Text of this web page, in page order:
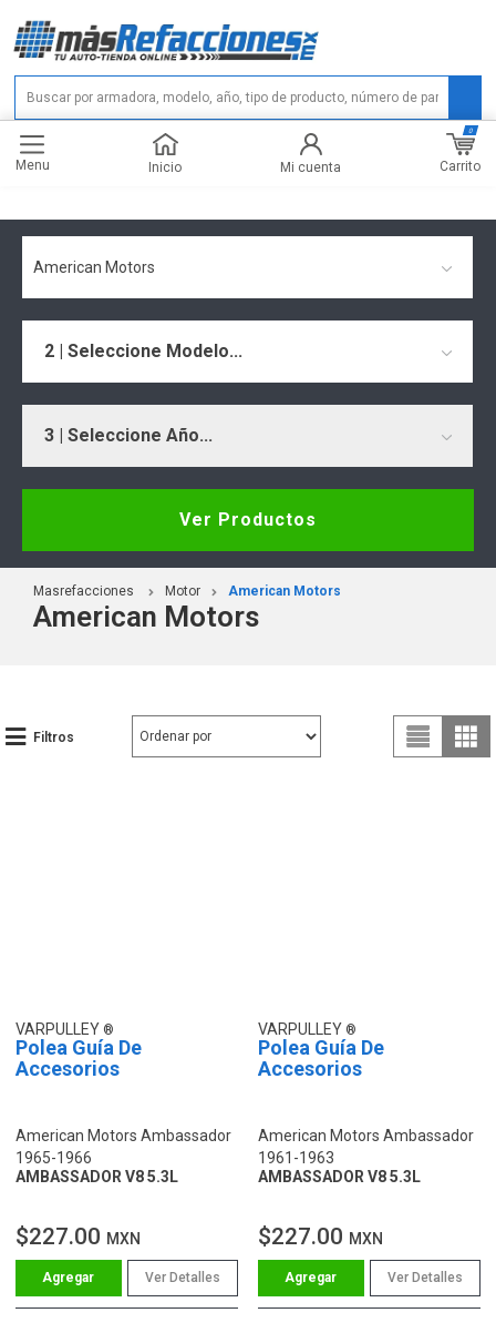
Menu Inicio Mi cuenta Carrito
0
American Motors
2 | Seleccione Modelo...
3 | Seleccione Año...
Ver Productos
Masrefacciones Motor American Motors
American Motors
Filtros
VARPULLEY
Polea Guía De
Accesorios
American Motors Ambassador
1965-1966
AMBASSADOR V8 5.3L
$227.00 MXN
Ver Detalles
VARPULLEY
Polea Guía De
Accesorios
American Motors Ambassador
1961-1963
AMBASSADOR V8 5.3L
$227.00 MXN
Ver Detalles